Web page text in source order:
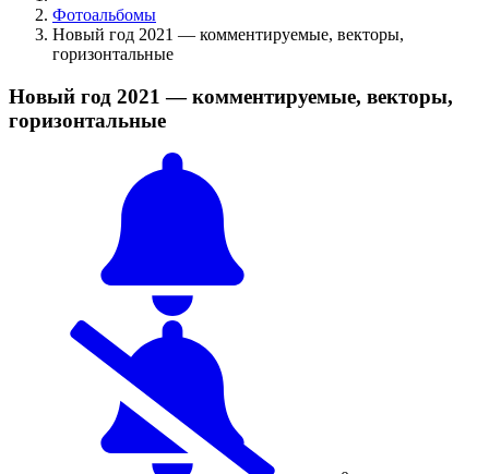
Фотоальбомы
Новый год 2021 — комментируемые, векторы,
горизонтальные
Новый год 2021 — комментируемые, векторы,
горизонтальные